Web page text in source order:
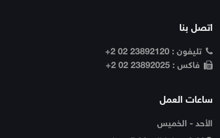
اتصل بنا
تليفون : 23892120 02 2+
فاكس : 23892025 02 2+
ساعات العمل
الأحد - الخميس